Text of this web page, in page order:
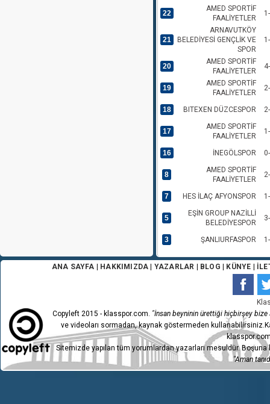
22
AMED SPORTİF
FAALİYETLER
21
ARNAVUTKÖY
BELEDİYESİ GENÇLİK VE
SPOR
20
AMED SPORTİF
FAALİYETLER
19
AMED SPORTİF
FAALİYETLER
18 BITEXEN DÜZCESPOR
17
AMED SPORTİF
FAALİYETLER
16 İNEGÖLSPOR
8
AMED SPORTİF
FAALİYETLER
7 HES İLAÇ AFYONSPOR
5
EŞİN GROUP NAZİLLİ
BELEDİYESPOR
3 ŞANLIURFASPOR
2
AMED SPORTİF
FAALİYETLER
ISPARTA 32 SPOR
ANA SAYFA HAKKIMIZDA YAZARLAR BLOG KÜNYE
Copyleft 2015 - klasspor.com. "İnsan beyninin ürettiği hiçbirşey bize
ve videoları sormadan, kaynak göstermeden
Sitemizde yapılan tüm yorumlardan yazarları mesuldür.
"Aman